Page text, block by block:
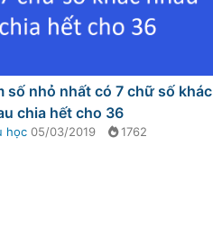
số nhỏ nhất có 7 chữ số khác
chia hết cho 36
học 05/03/2019 1762